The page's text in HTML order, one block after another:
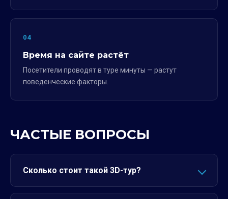
04
Время на сайте растёт
Посетители проводят в туре минуты — растут
поведенческие факторы.
ЧАСТЫЕ ВОПРОСЫ
Сколько стоит такой 3D-тур?